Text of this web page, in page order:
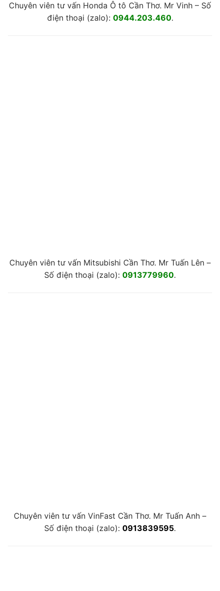
Chuyên viên tư vấn Honda Ô tô Cần Thơ. Mr Vinh – Số
điện thoại (zalo): 0944.203.460.
Chuyên viên tư vấn Mitsubishi Cần Thơ. Mr Tuấn Lên –
Số điện thoại (zalo): 0913779960.
Chuyên viên tư vấn VinFast Cần Thơ. Mr Tuấn Anh –
Số điện thoại (zalo): 0913839595.